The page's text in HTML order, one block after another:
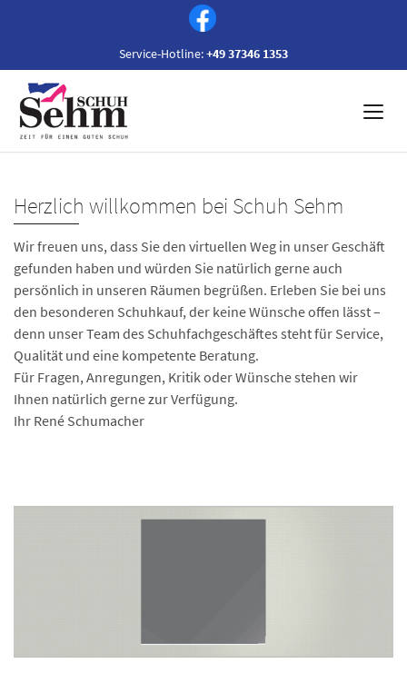
Service-Hotline:+49 37346 1353
Herzlich willkommen bei Schuh Sehm
Wir freuen uns, dass Sie den virtuellen Weg in unser Geschäft
gefunden haben und würden Sie natürlich gerne auch
persönlich in unseren Räumen begrüßen. Erleben Sie bei uns
den besonderen Schuhkauf, der keine Wünsche offen lässt –
denn unser Team des Schuhfachgeschäftes steht für Service,
Qualität und eine kompetente Beratung.
Für Fragen, Anregungen, Kritik oder Wünsche stehen wir
Ihnen natürlich gerne zur Verfügung.
Ihr René Schumacher